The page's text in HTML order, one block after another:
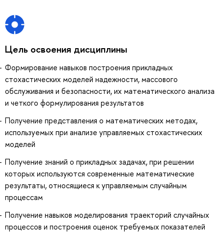
Цель освоения дисциплины
Формирование навыков построения прикладных
стохастических моделей надежности, массового
обслуживания и безопасности, их математического анализа
и четкого формулирования результатов
Получение представления о математических методах,
используемых при анализе управляемых стохастических
моделей
Получение знаний о прикладных задачах, при решении
которых используются современные математические
результаты, относящиеся к управляемым случайным
процессам
Получение навыков моделирования траекторий случайных
процессов и построения оценок требуемых показателей